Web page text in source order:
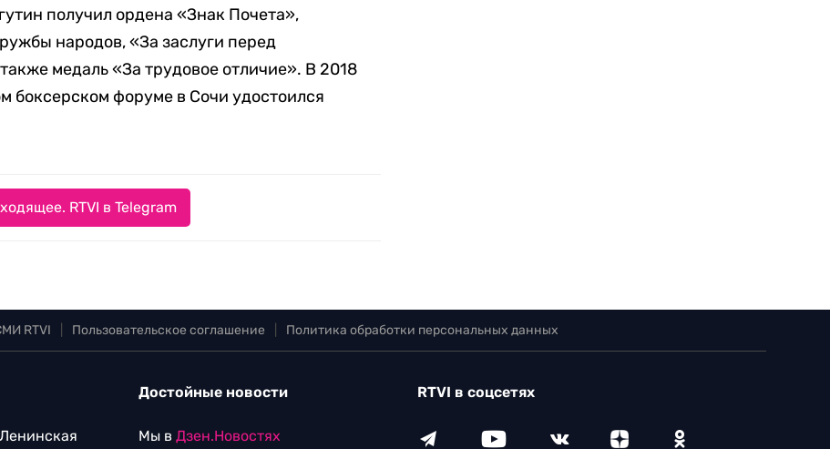
получил ордена «Знак Почета»,
народов, «За заслуги перед
медаль «За трудовое отличие». В 2018
боксерском форуме в Сочи удостоился
RTVI в Telegram
RTVI Пользовательское соглашение Политика обработки персональных данных
Достойные новости
Мы в Дзен.Новостях
RTVI в соцсетях